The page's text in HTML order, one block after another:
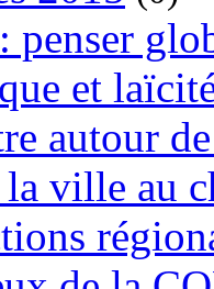
penser
et
autour
ville au